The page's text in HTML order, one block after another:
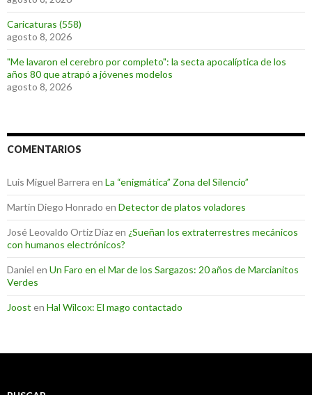
Caricaturas (558)
agosto 8, 2026
"Me lavaron el cerebro por completo": la secta apocalíptica de los
años 80 que atrapó a jóvenes modelos
agosto 8, 2026
COMENTARIOS
Luis Miguel Barrera en La “enigmática” Zona del Silencio”
Martin Diego Honrado en Detector de platos voladores
José Leovaldo Ortiz Díazen ¿Sueñan los extraterrestres mecánicos
con humanos electrónicos?
Daniel en Un Faro en el Mar de los Sargazos: 20 años de Marcianitos
Verdes
Joost en Hal Wilcox: El mago contactado